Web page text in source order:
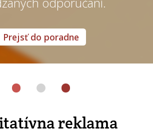
Prejsť do poradne
reklama